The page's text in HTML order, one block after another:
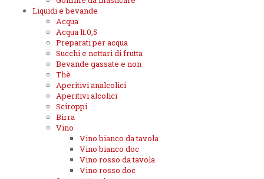
Liquidi e bevande
Acqua
Acqua lt.0,5
Preparati per acqua
Succhi e nettari di frutta
Bevande gassate e non
Thè
Aperitivi analcolici
Aperitivi alcolici
Sciroppi
Birra
Vino
Vino bianco da tavola
Vino bianco doc
Vino rosso da tavola
Vino rosso doc